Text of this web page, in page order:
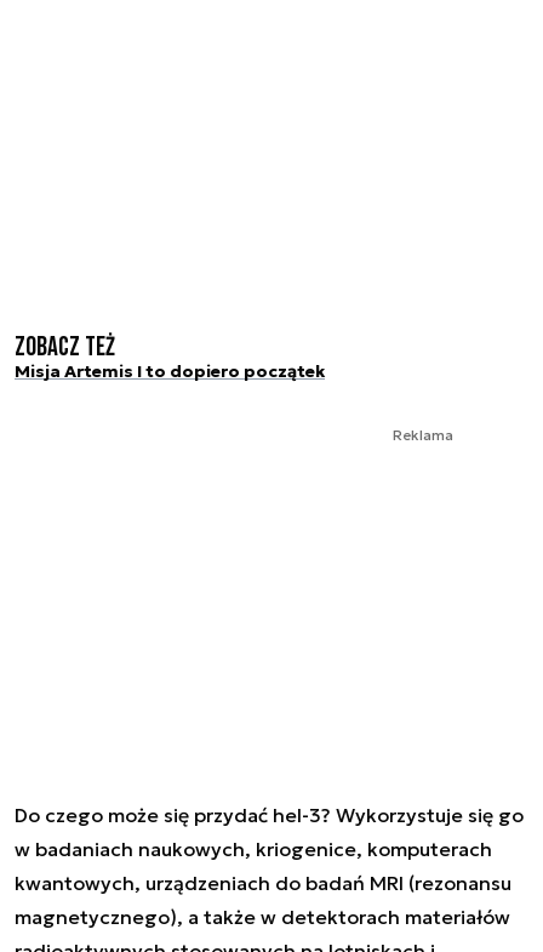
Zobacz też
Misja Artemis I to dopiero początek
Reklama
Do czego może się przydać hel-3? Wykorzystuje się go
w badaniach naukowych, kriogenice, komputerach
kwantowych, urządzeniach do badań MRI (rezonansu
magnetycznego), a także w detektorach materiałów